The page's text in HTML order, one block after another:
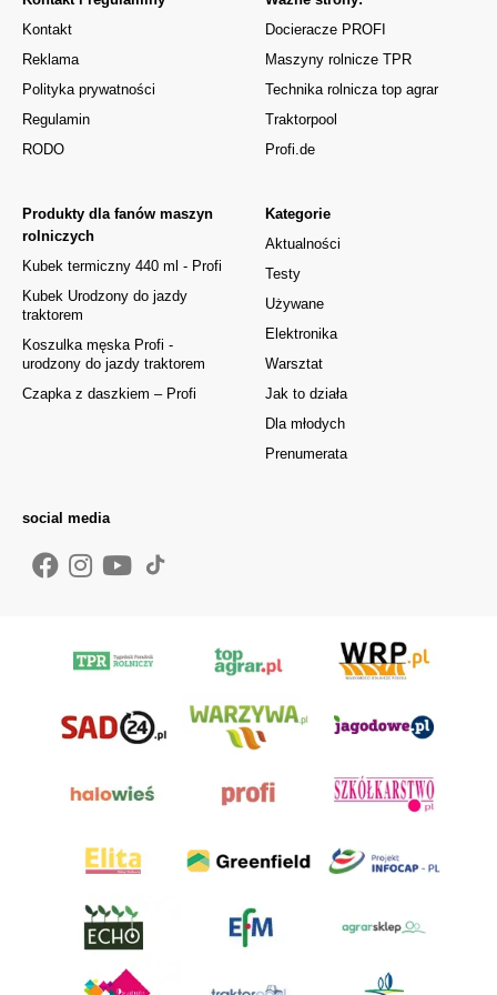
Kontakt
Reklama
Polityka prywatności
Regulamin
RODO
Kategorie
Aktualności
Testy
Używane
Elektronika
Warsztat
Jak to działa
Dla młodych
Prenumerata
Produkty dla fanów maszyn
rolniczych
Kubek termiczny 440 ml - Profi
Kubek Urodzony do jazdy
traktorem
Koszulka męska Profi -
urodzony do jazdy traktorem
Czapka z daszkiem – Profi
Docieracze PROFI
Maszyny rolnicze TPR
Technika rolnicza top agrar
Traktorpool
Profi.de
social media